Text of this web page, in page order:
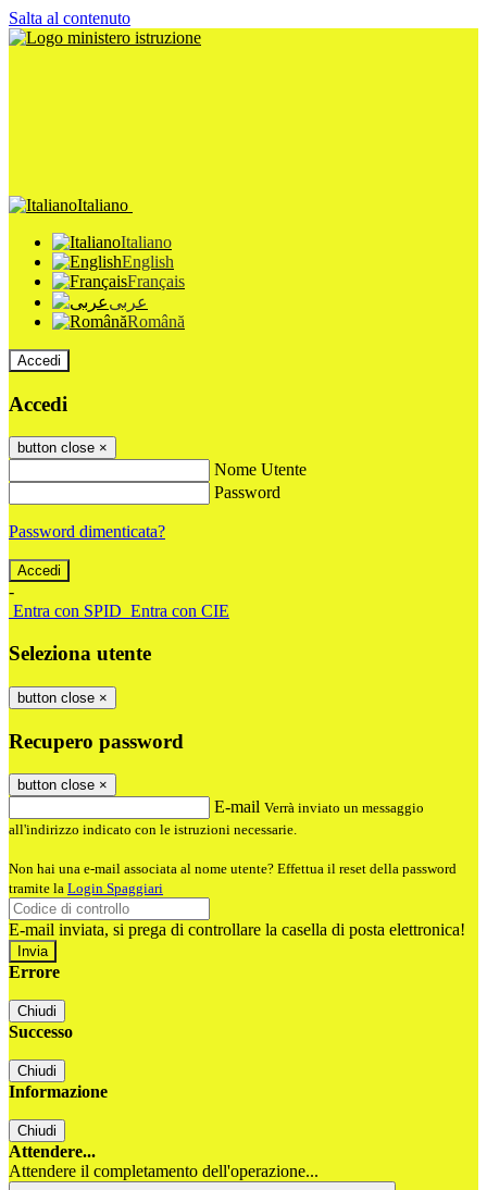
Salta al contenuto
Italiano
Italiano
English
Français
عربى
Română
Accedi
Accedi
button close ×
Nome Utente
Password
Password dimenticata?
-
Entra con SPID Entra con CIE
Seleziona utente
button close ×
Recupero password
button close ×
E-mail Verrà inviato un messaggio
all'indirizzo indicato con le istruzioni necessarie.
Non hai una e-mail associata al nome utente? Effettua il reset della password
tramite la Login Spaggiari
E-mail inviata, si prega di controllare la casella di posta elettronica!
Errore
Chiudi
Successo
Chiudi
Informazione
Chiudi
Attendere...
Attendere il completamento dell'operazione...